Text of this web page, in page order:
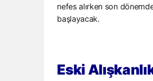
nefes alırken son
başlayacak.
Eski